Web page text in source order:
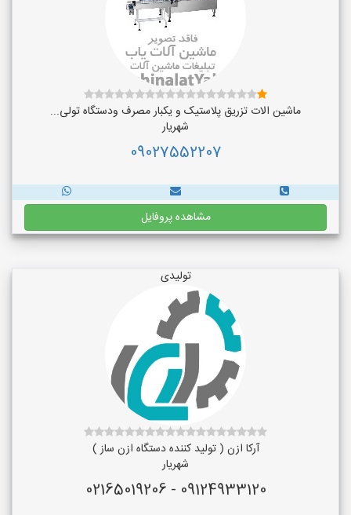
ماشین الات تزریق پلاستیک و یکبار مصرف ودستگاه تولی...
شهریار
09027552207
مشاهده پروفایل
تولیدی
آرکا ازن ( تولید کننده دستگاه ازن ساز )
شهریار
09124933120 - 02165019206